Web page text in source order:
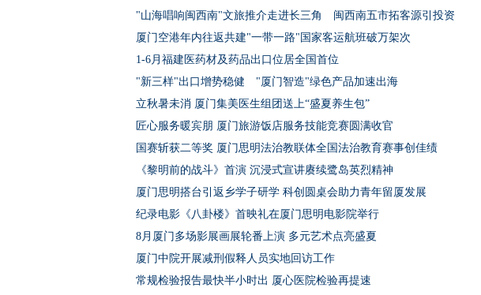
"山海唱响闽西南"文旅推介走进长三角 闽西南五市拓客源引投资
厦门空港年内往返共建"一带一路"国家客运航班破万架次
1-6月福建医药材及药品出口位居全国首位
"新三样"出口增势稳健 "厦门智造"绿色产品加速出海
立秋暑未消 厦门集美医生组团送上“盛夏养生包”
匠心服务暖宾朋 厦门旅游饭店服务技能竞赛圆满收官
国赛斩获二等奖 厦门思明法治教联体全国法治教育赛事创佳绩
《黎明前的战斗》首演 沉浸式宣讲赓续鹭岛英烈精神
厦门思明搭台引返乡学子研学 科创圆桌会助力青年留厦发展
纪录电影《八卦楼》首映礼在厦门思明电影院举行
8月厦门多场影展画展轮番上演 多元艺术点亮盛夏
厦门中院开展减刑假释人员实地回访工作
常规检验报告最快半小时出 厦心医院检验再提速